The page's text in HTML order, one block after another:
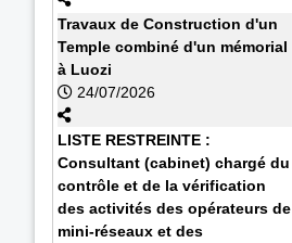
Travaux de Construction d'un
Temple combiné d'un mémorial
à Luozi
24/07/2026
LISTE RESTREINTE :
Consultant (cabinet) chargé du
contrôle et de la vérification
des activités des opérateurs de
mini-réseaux et des